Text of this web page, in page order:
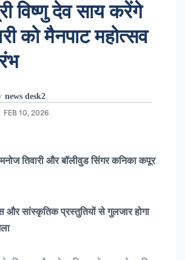
विष्णु देव साय करेंगे
को मैनपाट महोत्सव
news desk2
FEB 10, 2026
तिवारी और बॉलीवुड सिंगर कनिका कपूर
और सांस्कृतिक प्रस्तुतियों से गुलजार होगा